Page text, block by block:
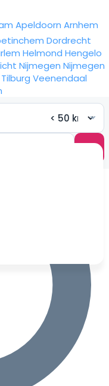
Apeldoorn Arnhem
Dordrecht
Helmond Hengelo
Nijmegen Nijmegen
Tilburg Veenendaal